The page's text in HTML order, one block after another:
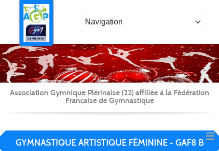
Association Gymnique Plérinaise (22) affiliée à la Fédération
Française de Gymnastique
GYMNASTIQUE ARTISTIQUE FÉMININE - GAF8 B
Panneau de gestion des cookies